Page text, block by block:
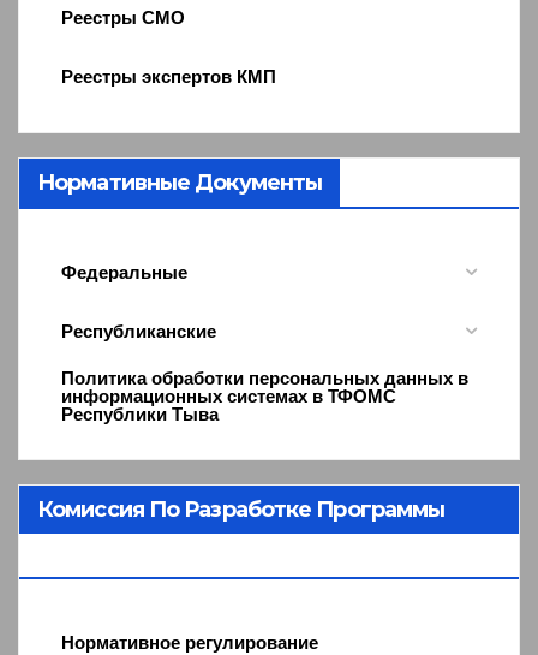
Реестры СМО
Реестры экспертов КМП
Нормативные Документы
Федеральные
Республиканские
Политика обработки персональных данных в
информационных системах в ТФОМС
Республики Тыва
Комиссия По Разработке Программы
Нормативное регулирование